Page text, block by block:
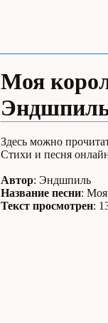
Моя
Здесь можно
Стихи и песня
Автор: Эндшпиль
Название песни: Моя
Текст просмотрен: